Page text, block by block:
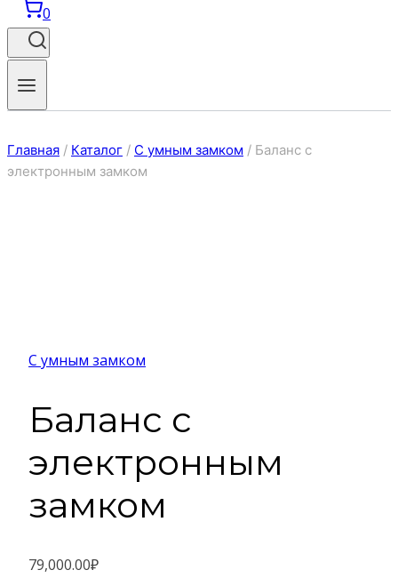
0
Главная / Каталог / С умным замком / Баланс с
электронным замком
С умным замком
Баланс с
электронным
замком
79,000.00₽